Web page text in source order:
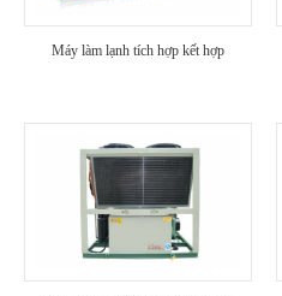
Máy làm lạnh tích hợp kết hợp